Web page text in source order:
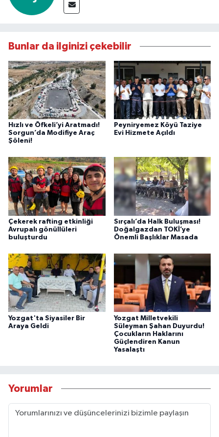
Bunlar da ilginizi çekebilir
Hızlı ve Öfkeli’yi Aratmadı!
Sorgun’da Modifiye Araç
Şöleni!
Peyniryemez Köyü Taziye
Evi Hizmete Açıldı
Çekerek rafting etkinliği
Avrupalı gönüllüleri
buluşturdu
Sırçalı’da Halk Buluşması!
Doğalgazdan TOKİ’ye
Önemli Başlıklar Masada
Yozgat'ta Siyasiler Bir
Araya Geldi
Yozgat Milletvekili
Süleyman Şahan Duyurdu!
Çocukların Haklarını
Güçlendiren Kanun
Yasalaştı
Yorumlar